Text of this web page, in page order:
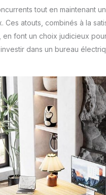
tout en maintenant
Ces atouts, combinés à la
en font un choix judicieux
dans un bureau